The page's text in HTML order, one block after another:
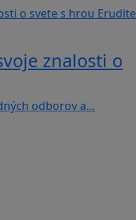
znalosti o
odborov a…